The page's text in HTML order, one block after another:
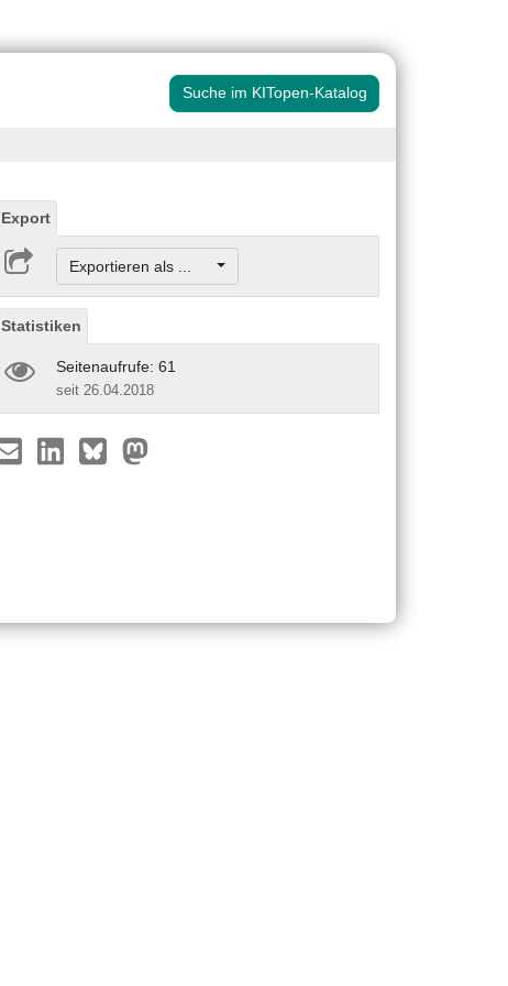
Suche im KITopen-Katalog
Export
Exportieren als ...
Statistiken
Seitenaufrufe: 61
seit 26.04.2018